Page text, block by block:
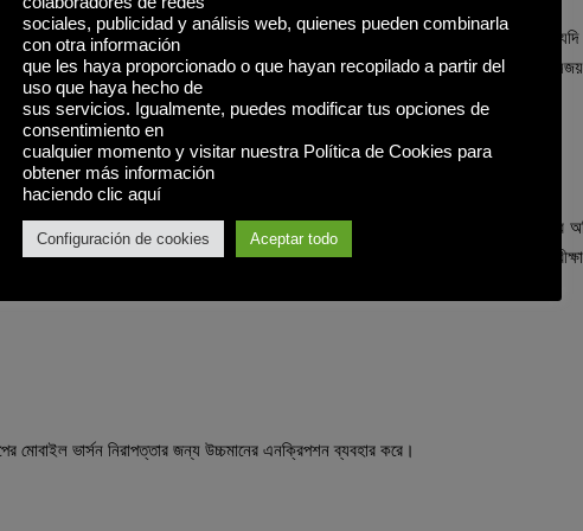
অভিজ্ঞতা ও প্রয়োজনের উপর ভিত্তি করে মোবাইল বা ডেস্কটপ ভার্সন বেছে নিতে পারেন।
বাজি ধরতে পছন্দ করেন, তবে মোবাইল ভার্সন উপযুক্ত হবে। তবে, আপনি যদি বিশাল স্ক্রীনে গেমিং
বাজি ধরতে চান, তাহলে ডেস্কটপ ভার্সন নির্বাচন করা উচিত।
উভয় ভার্সনেই ১বেট অ্যাপ ব্যবহারকারীদের জন্য বিভিন্ন সুবিধা রয়েছে। আপনার বাজি ধরার
উপর নির্ভর করে সঠিক ভার্সনটি চয়ন করুন। একটি স্থায়ী সিদ্ধান্ত নিতে, আপনি উভয় সংস্করণ
কোনটি আপনার জন্য সবচেয়ে সুবিধাজনক।
মোবাইল ভার্সন নিরাপত্তার জন্য উচ্চমানের এনক্রিপশন ব্যবহার করে।
sociales, publicidad y análisis web, quienes pueden combinarla
con otra información
que les haya proporcionado o que hayan recopilado a partir del
uso que haya hecho de
sus servicios. Igualmente, puedes modificar tus opciones de
consentimiento en
cualquier momento y visitar nuestra Política de Cookies para
obtener más información
haciendo clic aquí
Configuración de cookies Aceptar todo